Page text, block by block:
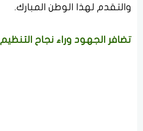
والتقدم لهذا الوطن المبارك.
تضافر الجهود وراء نجاح التنظيم